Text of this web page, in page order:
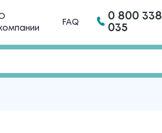
FAQ
0 800 338
035